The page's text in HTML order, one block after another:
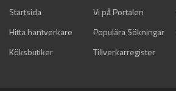
Startsida Vi på Portalen
Hitta hantverkare
Populära Sökningar
Köksbutiker
Tillverkarregister